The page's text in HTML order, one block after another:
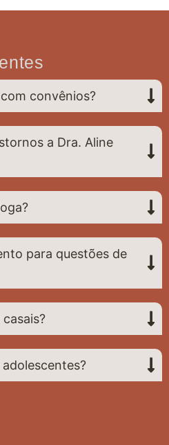
convênios?
a Dra. Aline
para questões de